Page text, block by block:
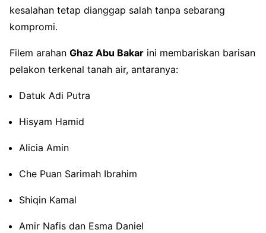
kesalahan tetap dianggap salah tanpa sebarang
kompromi.
Filem arahan Ghaz Abu Bakar ini membariskan barisan
pelakon terkenal tanah air, antaranya:
Datuk Adi Putra
Hisyam Hamid
Alicia Amin
Che Puan Sarimah Ibrahim
Shiqin Kamal
Amir Nafis dan Esma Daniel